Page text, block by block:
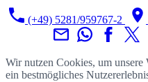
(+49) 5281/959767-2
Wir nutzen Cookies, um
ein bestmögliches